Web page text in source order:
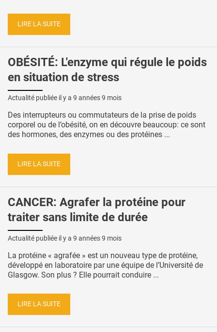
LIRE LA SUITE
OBÉSITÉ: L'enzyme qui régule le poids
en situation de stress
Actualité publiée il y a 9 années 9 mois
Des interrupteurs ou commutateurs de la prise de poids
corporel ou de l’obésité, on en découvre beaucoup: ce sont
des hormones, des enzymes ou des protéines ...
LIRE LA SUITE
CANCER: Agrafer la protéine pour
traiter sans limite de durée
Actualité publiée il y a 9 années 9 mois
La protéine « agrafée » est un nouveau type de protéine,
développé en laboratoire par une équipe de l’Université de
Glasgow. Son plus ? Elle pourrait conduire ...
LIRE LA SUITE